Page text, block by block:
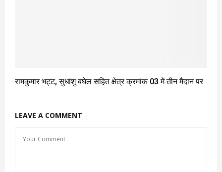
रामकुमार भट्ट, सुधांशु बघेल सहित क्षेत्र क्रमांक 03 में तीन मैदान पर
LEAVE A COMMENT